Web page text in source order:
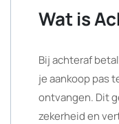
Wat is
Bij achteraf
je aankoop pas
ontvangen. Dit
zekerheid en